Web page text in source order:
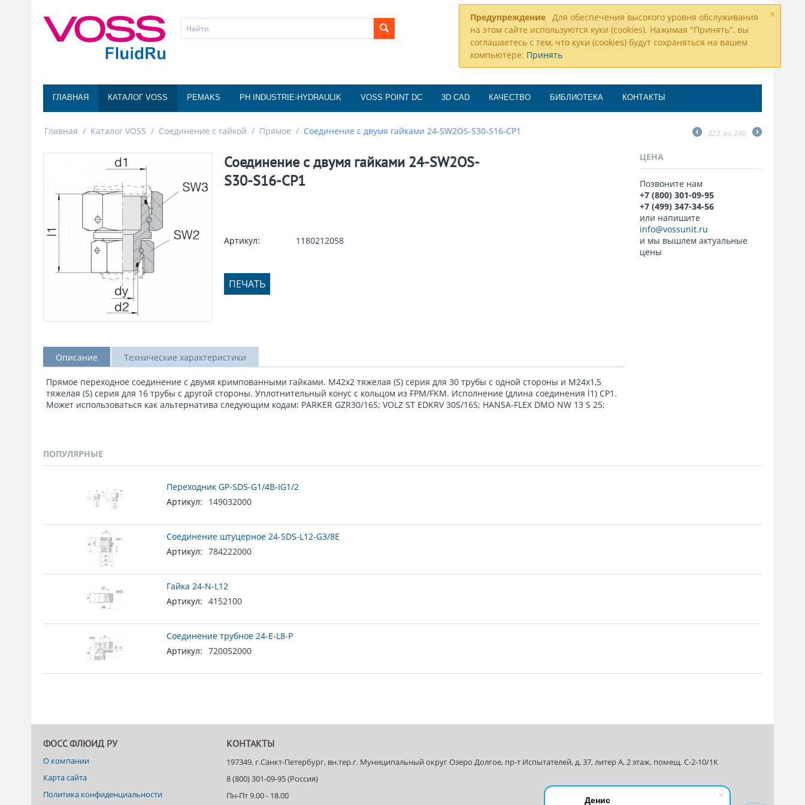
Денис
×
Предупреждение Для обеспечения высокого уровня обслуживания
на этом сайте используются куки (cookies). Нажимая "Принять", вы
соглашаетесь с тем, что куки (cookies) будут сохраняться на вашем
компьютере: Принять
8 (800) 301-09-95
info@vossunit.ru
ГЛАВНАЯ КАТАЛОГ VOSS PEMAKS PH INDUSTRIE-HYDRAULIK VOSS POINT DC 3D CAD КАЧЕСТВО БИБЛИОТЕКА КОНТАКТЫ
Главная / Каталог VOSS / Соединение с гайкой / Прямое / Соединение с двумя гайками 24-SW2OS-S30-S16-CP1 223 из 240
Соединение с двумя гайками 24-SW2OS-
S30-S16-CP1
Артикул: 1180212058
ПЕЧАТЬ
Описание Технические характеристики
Прямое переходное соединение с двумя кримпованными гайками. M42x2 тяжелая (S) серия для 30 трубы с одной стороны и M24x1,5
тяжелая (S) серия для 16 трубы с другой стороны. Уплотнительный конус с кольцом из FPM/FKM. Исполнение (длина соединения l1) CP1.
Может использоваться как альтернатива следующим кодам: PARKER GZR30/16S; VOLZ ST EDKRV 30S/16S; HANSA-FLEX DMO NW 13 S 25;
ЦЕНА
Позвоните нам
+7 (800) 301-09-95
+7 (499) 347-34-56
или напишите
info@vossunit.ru
и мы вышлем актуальные
цены
ПОПУЛЯРНЫЕ
Переходник GP-SDS-G1/4B-IG1/2
Артикул:
149032000
Соединение штуцерное 24-SDS-L12-G3/8E
Артикул: 784222000
Гайка 24-N-L12
Артикул: 4152100
Соединение трубное 24-E-L8-P
Артикул: 720052000
ФОСС ФЛЮИД РУ
О компании
Карта сайта
Политика конфиденциальности
КОНТАКТЫ
197349, г.Санкт-Петербург, вн.тер.г. Муниципальный округ Озеро Долгое, пр-т Испытателей, д. 37, литер А, 2 этаж, помещ. С-2-10/1К
8 (800) 301-09-95 (Россия)
Пн-Пт 9.00 - 18.00